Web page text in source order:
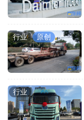
行业 原创
行业